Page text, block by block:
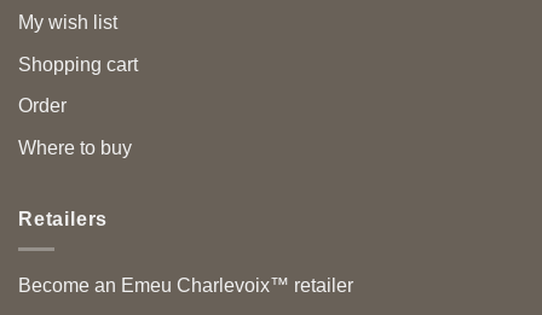
My wish list
Shopping cart
Order
Where to buy
Retailers
Become an Emeu Charlevoix™ retailer